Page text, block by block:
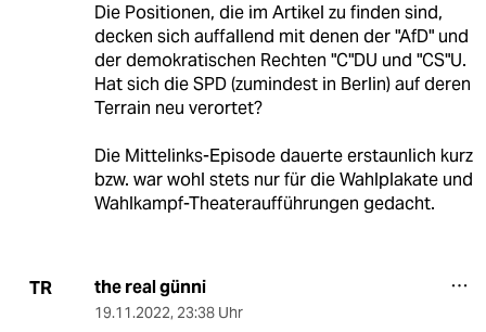
Die Positionen, die im Artikel zu finden sind,
decken sich auffallend mit denen der "AfD" und
der demokratischen Rechten "C"DU und "CS"U.
Hat sich die SPD (zumindest in Berlin) auf deren
Terrain neu verortet?
Die Mittelinks-Episode dauerte erstaunlich kurz
bzw. war wohl stets nur für die Wahlplakate und
Wahlkampf-Theateraufführungen gedacht.
TR the real günni
19.11.2022, 23:38 Uhr